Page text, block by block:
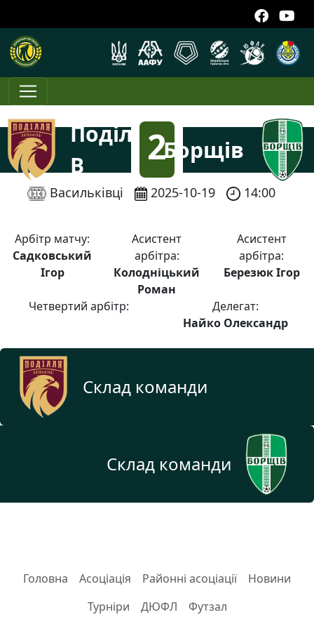
Поділля
В
2
:
3
Борщів
Васильківці 2025-10-19 14:00
Арбітр матчу:
Садковський
Ігор
Асистент
арбітра:
Колодніцький
Роман
Асистент
арбітра:
Березюк Ігор
Четвертий арбітр:
Делегат:
Найко Олександр
Склад команди
Склад команди
Головна Асоціація Районні асоціації
Новини
Турніри
ДЮФЛ Футзал